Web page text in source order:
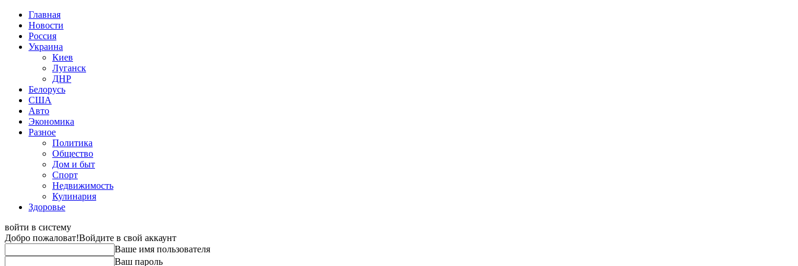
Главная
Новости
Россия
Украина
Киев
Луганск
ДНР
Белорусь
США
Авто
Экономика
Разное
Политика
Общество
Дом и быт
Спорт
Недвижимость
Кулинария
Здоровье
войти в систему
Добро пожаловат!Войдите в свой аккаунт
Ваше имя пользователя
Ваш пароль